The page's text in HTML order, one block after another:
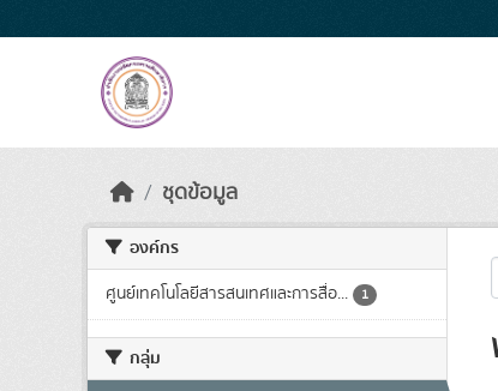
ชุดข้อมูล
องค์กร
ศูนย์เทคโนโลยีสารสนเทศและการสื่อ... 1
กลุ่ม